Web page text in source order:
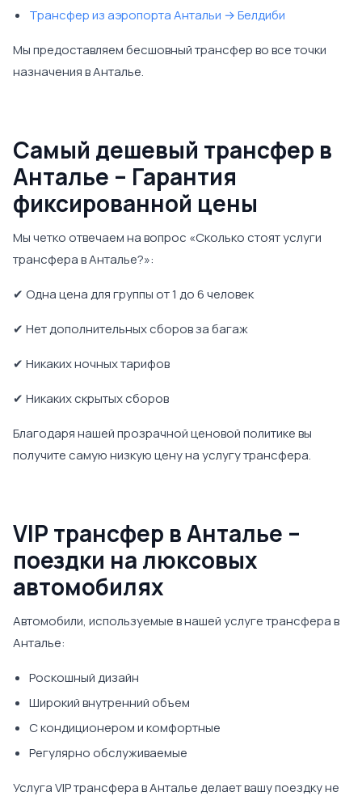
Трансфер из аэропорта Антальи → Белдиби
Мы предоставляем бесшовный трансфер во все точки
назначения в Анталье.
Самый дешевый трансфер в
Анталье – Гарантия
фиксированной цены
Мы четко отвечаем на вопрос «Сколько стоят услуги
трансфера в Анталье?»:
✔ Одна цена для группы от 1 до 6 человек
✔ Нет дополнительных сборов за багаж
✔ Никаких ночных тарифов
✔ Никаких скрытых сборов
Благодаря нашей прозрачной ценовой политике вы
получите самую низкую цену на услугу трансфера.
VIP трансфер в Анталье –
поездки на люксовых
автомобилях
Автомобили, используемые в нашей услуге трансфера в
Анталье:
Роскошный дизайн
Широкий внутренний объем
С кондиционером и комфортные
Регулярно обслуживаемые
Услуга VIP трансфера в Анталье делает вашу поездку не